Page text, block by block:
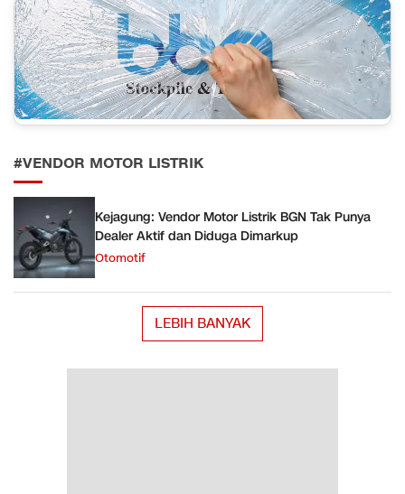
#VENDOR MOTOR LISTRIK
Kejagung: Vendor Motor Listrik BGN Tak Punya
Dealer Aktif dan Diduga Dimarkup
Otomotif
LEBIH BANYAK